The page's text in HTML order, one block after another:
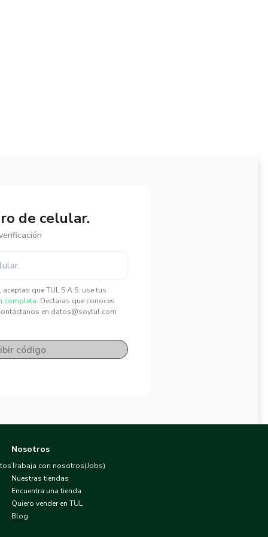
de celular.
que TUL S.A.S. use tus
completa. Declaras que conoces
en datos@soytul.com
código
Nosotros
Trabaja con nosotros(Jobs)
Nuestras tiendas
Encuentra una tienda
Quiero vender en TUL
Blog